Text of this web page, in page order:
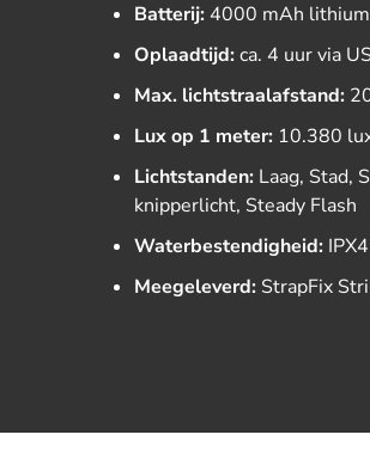
Batterij: 4000 mAh
Oplaadtijd: ca. 4 uur via
Max. lichtstraalafstand:
Lux op 1 meter: 10.380
Lichtstanden: Laag, Stad,
knipperlicht, Steady Flash
Waterbestendigheid: IPX4
Meegeleverd: StrapFix